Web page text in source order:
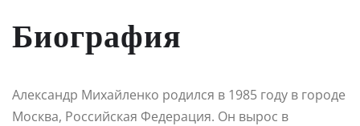
Биография
Александр Михайленко родился в 1985 году в городе
Москва, Российская Федерация. Он вырос в